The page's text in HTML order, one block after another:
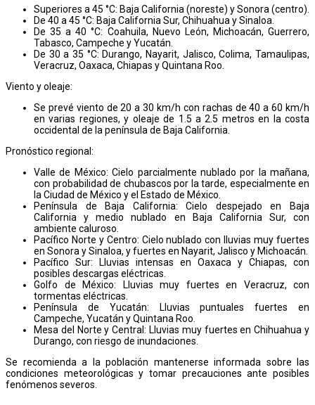
Superiores a 45 °C: Baja California (noreste) y Sonora (centro).
De 40 a 45 °C: Baja California Sur, Chihuahua y Sinaloa.
De 35 a 40 °C: Coahuila, Nuevo León, Michoacán, Guerrero,
Tabasco, Campeche y Yucatán.
De 30 a 35 °C: Durango, Nayarit, Jalisco, Colima, Tamaulipas,
Veracruz, Oaxaca, Chiapas y Quintana Roo.
Viento y oleaje:
Se prevé viento de 20 a 30 km/h con rachas de 40 a 60 km/h
en varias regiones, y oleaje de 1.5 a 2.5 metros en la costa
occidental de la península de Baja California.
Pronóstico regional:
Valle de México: Cielo parcialmente nublado por la mañana,
con probabilidad de chubascos por la tarde, especialmente en
la Ciudad de México y el Estado de México.
Península de Baja California: Cielo despejado en Baja
California y medio nublado en Baja California Sur, con
ambiente caluroso.
Pacífico Norte y Centro: Cielo nublado con lluvias muy fuertes
en Sonora y Sinaloa, y fuertes en Nayarit, Jalisco y Michoacán.
Pacífico Sur: Lluvias intensas en Oaxaca y Chiapas, con
posibles descargas eléctricas.
Golfo de México: Lluvias muy fuertes en Veracruz, con
tormentas eléctricas.
Península de Yucatán: Lluvias puntuales fuertes en
Campeche, Yucatán y Quintana Roo.
Mesa del Norte y Central: Lluvias muy fuertes en Chihuahua y
Durango, con riesgo de inundaciones.
Se recomienda a la población mantenerse informada sobre las
condiciones meteorológicas y tomar precauciones ante posibles
fenómenos severos.